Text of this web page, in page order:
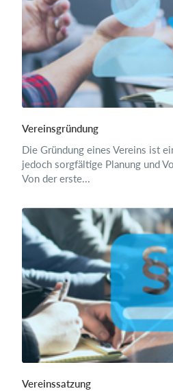
Vereinsgründung
Die Gründung eines Vereins ist
jedoch sorgfältige Planung und
Von der erste...
Vereinssatzung